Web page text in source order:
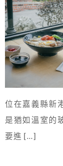
位在嘉義縣新
是猶如溫室的
要進 […]